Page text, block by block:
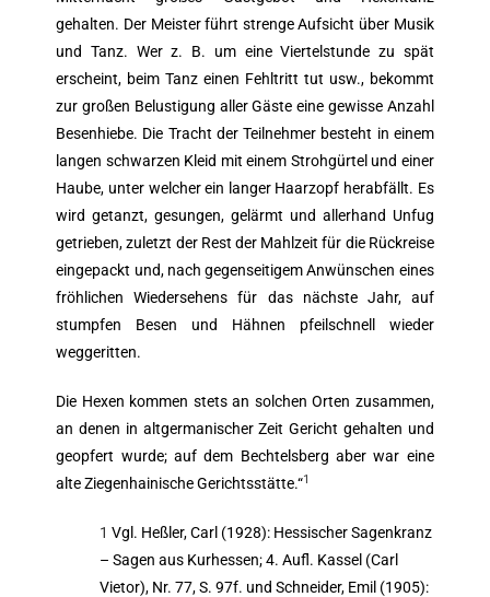
gehalten. Der Meister führt strenge Aufsicht über Musik
und Tanz. Wer z. B. um eine Viertelstunde zu spät
erscheint, beim Tanz einen Fehltritt tut usw., bekommt
zur großen Belustigung aller Gäste eine gewisse Anzahl
Besenhiebe. Die Tracht der Teilnehmer besteht in einem
langen schwarzen Kleid mit einem Strohgürtel und einer
Haube, unter welcher ein langer Haarzopf herabfällt. Es
wird getanzt, gesungen, gelärmt und allerhand Unfug
getrieben, zuletzt der Rest der Mahlzeit für die Rückreise
eingepackt und, nach gegenseitigem Anwünschen eines
fröhlichen Wiedersehens für das nächste Jahr, auf
stumpfen Besen und Hähnen pfeilschnell wieder
weggeritten.
Die Hexen kommen stets an solchen Orten zusammen,
an denen in altgermanischer Zeit Gericht gehalten und
geopfert wurde; auf dem Bechtelsberg aber war eine
alte Ziegenhainische Gerichtsstätte.“1
1 Vgl. Heßler, Carl (1928): Hessischer Sagenkranz
– Sagen aus Kurhessen; 4. Aufl. Kassel (Carl
Vietor), Nr. 77, S. 97f. und Schneider, Emil (1905):